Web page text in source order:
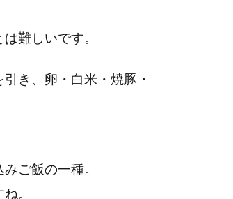
難しいです。
き、卵・白米・焼豚・
ご飯の一種。
。